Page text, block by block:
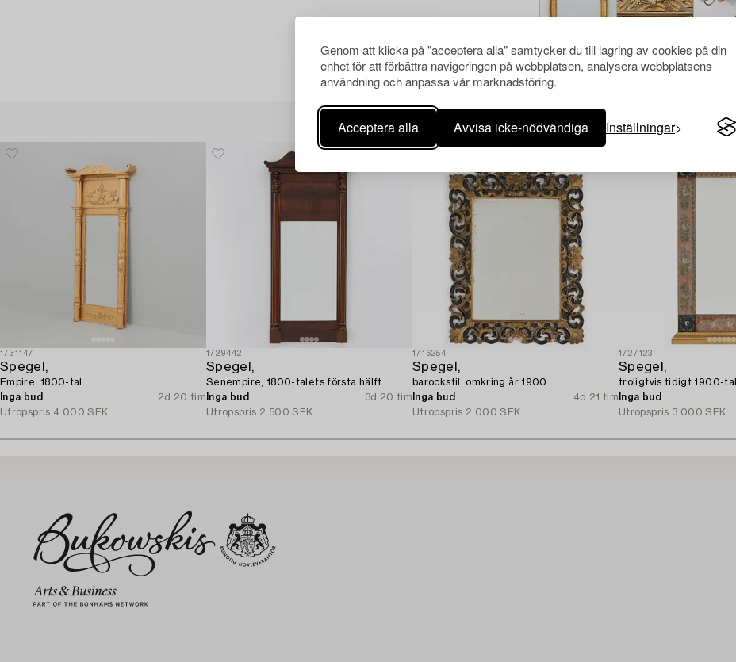
Genom att klicka på "acceptera alla" samtycker du till lagring av cookies på din
enhet för att förbättra navigeringen på webbplatsen, analysera webbplatsens
användning och anpassa vår marknadsföring.
Acceptera alla Avvisa icke-nödvändiga Inställningar
Andra har även tittat på
1731147
Spegel,
Empire, 1800-tal.
Inga bud
2d 20 tim
Utropspris 4 000 SEK
1729442
Spegel,
Senempire, 1800-talets första hälft.
Inga bud
3d 20 tim
Utropspris 2 500 SEK
1716254
Spegel,
barockstil, omkring år 1900.
Inga bud
4d 21 tim
Utropspris 2 000 SEK
1727123
Spegel,
troligtvis tidigt 1900-tal.
Inga bud
Utropspris 3 000 SEK